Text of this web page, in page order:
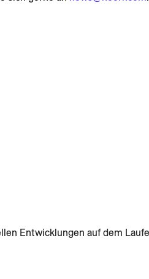
Entwicklungen auf dem